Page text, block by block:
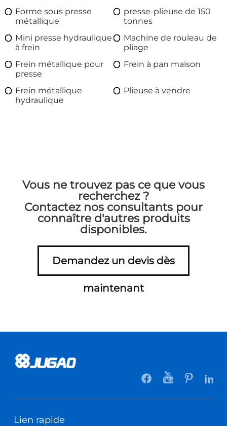
Forme sous presse
métallique
presse-plieuse de 150
tonnes
Mini presse hydraulique
à frein
Machine de rouleau de
pliage
Frein métallique pour
presse
Frein à pan maison
Frein métallique
hydraulique
Plieuse à vendre
Vous ne trouvez pas ce que vous
recherchez ?
Contactez nos consultants pour
connaître d'autres produits
disponibles.
Demandez un devis dès
maintenant
Lien rapide